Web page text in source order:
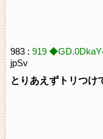
983 : 919
jpSv
とりあえずトリつけ